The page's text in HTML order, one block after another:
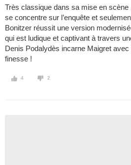
Très classique dans sa mise en scène
se concentre sur l’enquête et
Bonitzer réussit une version
qui est ludique et captivant à travers
Denis Podalydès incarne Maigret
finesse !
4 2